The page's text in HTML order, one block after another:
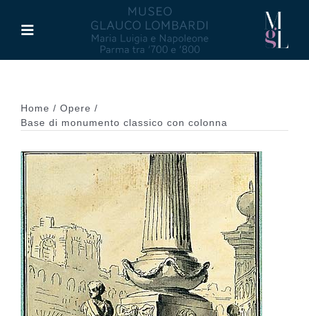
contenuto
Toggle
Maria Luigia d’Asburgo
Glauco Lombardi
Palazzo di Riserva
Attività
Pubblicazioni
Home
Opere
Base di monumento classico con colonna